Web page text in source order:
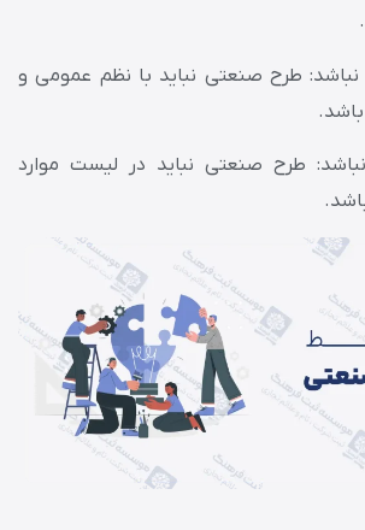
طرح صنعتی نباید با نظم عمومی و
طرح صنعتی نباید در لیست موارد